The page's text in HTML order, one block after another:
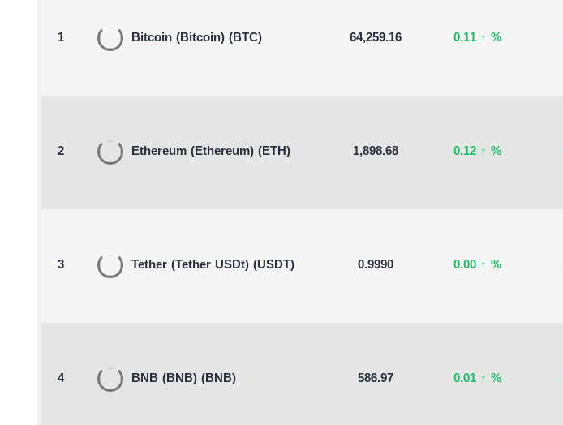
1 Bitcoin (Bitcoin) (BTC) 64,259.16 0.11 ↑ %
2 Ethereum (Ethereum) (ETH) 1,898.68 0.12 ↑ %
3 Tether (Tether USDt) (USDT) 0.9990 0.00 ↑ %
4 BNB (BNB) (BNB) 586.97 0.01 ↑ %